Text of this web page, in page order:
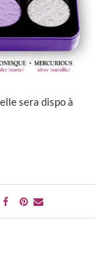
sera dispo à